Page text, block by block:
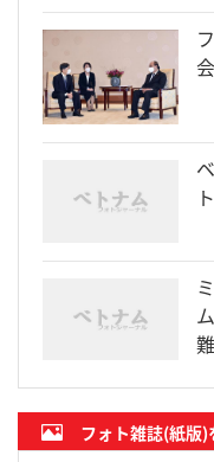
フォト雑誌(紙版)